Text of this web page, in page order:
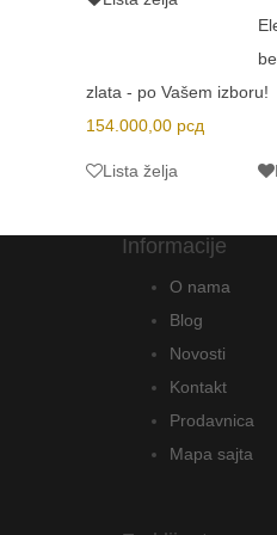
zlata - po Vašem izboru!
154.000,00 рсд
Lista želja
Informacije
O nama
Blog
Novosti
Kontakt
Prodavnica
Mapa sajta